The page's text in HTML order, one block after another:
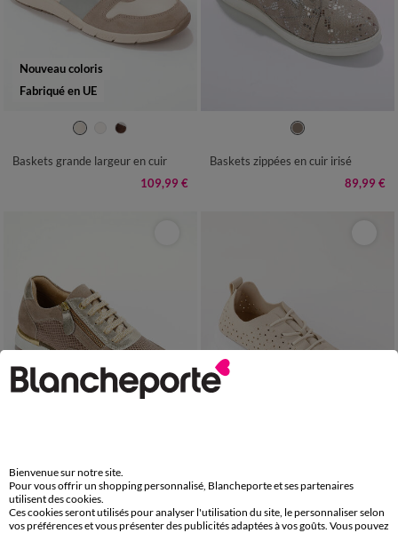
Nouveau coloris
Fabriqué en UE
37 38 39
Baskets grande largeur en cuir
109,99 €
38 39
Baskets zippées en cuir irisé
89,99 €
36 37 38 39 40 41
Baskets zippées et à lacets en cuir
36 37 38 39 40 41
Baskets souples ajourées
Bienvenue sur notre site.
Pour vous offrir un shopping personnalisé, Blancheporte et ses partenaires
utilisent des cookies.
Ces cookies seront utilisés pour analyser l'utilisation du site, le personnaliser selon
vos préférences et vous présenter des publicités adaptées à vos goûts. Vous pouvez